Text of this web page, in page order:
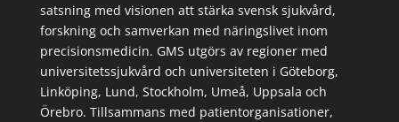
satsning med visionen att stärka svensk sjukvård,
forskning och samverkan med näringslivet inom
precisionsmedicin. GMS utgörs av regioner med
universitetssjukvård och universiteten i Göteborg,
Linköping, Lund, Stockholm, Umeå, Uppsala och
Örebro. Tillsammans med patientorganisationer,